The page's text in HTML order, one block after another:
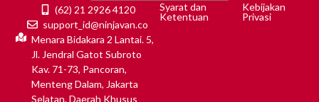
(62) 21 2926 4120
support_id@ninjavan.co
Menara Bidakara 2 Lantai. 5,
Jl. Jendral Gatot Subroto
Kav. 71-73, Pancoran,
Menteng Dalam, Jakarta
Selatan, Daerah Khusus
Syarat dan
Ketentuan
Kebijakan
Privasi